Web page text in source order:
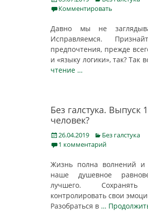
onКомментировать
Давно мы не
Исправляемся.
предпочтения, прежде
и «языку логики», так? Так
чтение …
Без галстука. Выпуск
человек?
Posted
on
26.04.2019 Categories
Без галстука
1 комментарий
Жизнь полна волнений и
наше душевное
лучшего.
контролировать свои
Разобраться в …